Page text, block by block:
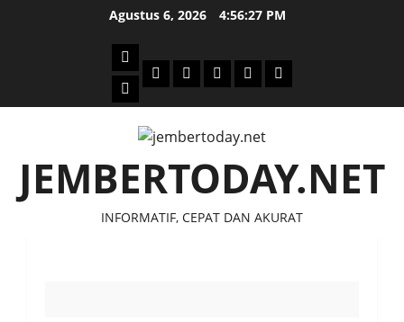
Agustus 6, 2026 4:56:28 PM
Beranda
News
PolitikOtomotifEkonomiSosialtentang
JEMBERTODAY.NET
INFORMATIF, CEPAT DAN AKURAT